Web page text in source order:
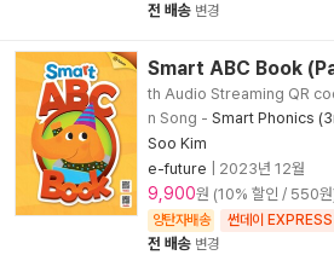
전 배송 변경
Smart ABC Book
th Audio Streaming QR
n Song - Smart Phonics
Soo Kim
e-future
2023년 12월
9,900원 (10% 할인 / 550
양탄자배송 썬데이 EXPRESS
전 배송 변경